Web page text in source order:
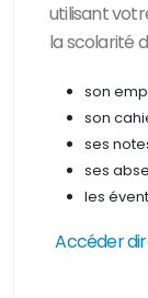
utilisant
la scolarité
son
son
ses
ses
les
Accéder